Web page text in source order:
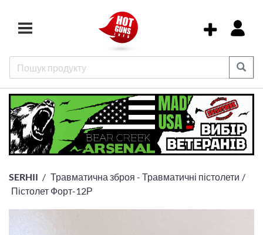
SERHII
Травматична зброя - Травматичні пістолети
Пістолет Форт-12Р